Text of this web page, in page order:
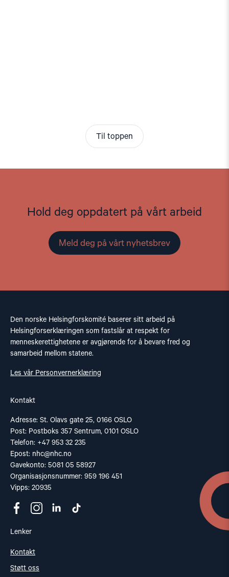
Til toppen
Hold deg oppdatert på vårt arbeid
Meld deg på vårt nyhetsbrev
Den norske Helsingforskomité baserer sitt arbeid på
Helsingforserklæringen som fastslår at respekt for
menneskerettighetene er avgjørende for å bevare fred og
samarbeid mellom statene.
Les vår Personvernerklæring
Kontakt
Adresse: St. Olavs gate 25, 0166 OSLO
Post: Postboks 357 Sentrum, 0101 OSLO
Telefon: +47 953 32 235
Epost: nhc@nhc.no
Gavekonto: 5081 05 58927
Organisasjonsnummer: 959 196 451
Vipps: 20935
Lenker
Kontakt
Støtt oss